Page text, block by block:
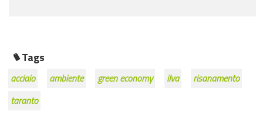
Tags
acciaio ambiente green economy ilva
risanamento
taranto